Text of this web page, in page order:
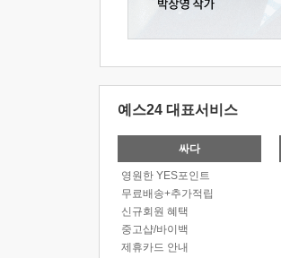
예스24 대표서비스
싸다
영원한 YES포인트
무료배송+추가적립
신규회원 혜택
중고샵/바이백
제휴카드 안내